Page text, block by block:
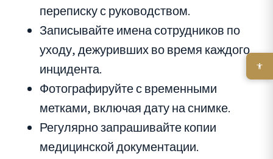
переписку с руководством.
Записывайте имена сотрудников по
уходу, дежуривших во время каждого
инцидента.
Фотографируйте с временными
метками, включая дату на снимке.
Регулярно запрашивайте копии
медицинской документации.